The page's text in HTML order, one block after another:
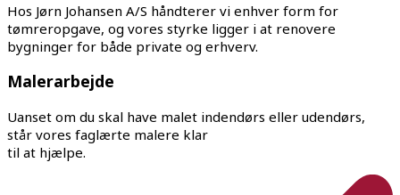
Hos Jørn Johansen A/S håndterer vi enhver form for
tømreropgave, og vores styrke ligger i at renovere
bygninger for både private og erhverv.
Malerarbejde
Uanset om du skal have malet indendørs eller udendørs,
står vores faglærte malere klar
til at hjælpe.